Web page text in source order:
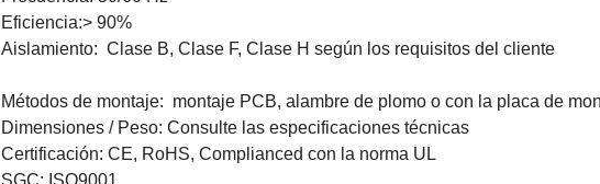
Eficiencia:> 90%
Aislamiento: Clase B, Clase F, Clase H según los requisitos del cliente
Métodos de montaje: montaje PCB, alambre de plomo o con la placa de
Dimensiones / Peso: Consulte las especificaciones técnicas
Certificación: CE, RoHS, Complianced con la norma UL